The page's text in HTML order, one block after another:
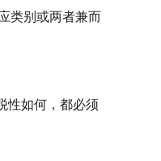
类别或两者兼而
性如何，都必须